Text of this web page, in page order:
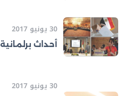
30 يونيو 2017
أحداث برلمانية
30 يونيو 2017